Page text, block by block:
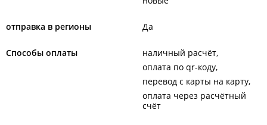
отправка в регионы Да
Способы оплаты
наличный расчёт
оплата по qr-коду
перевод с карты на карту
оплата через расчётный
счёт